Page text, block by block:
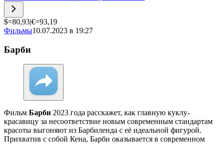
$=80,93|€=93,19
Фильмы10.07.2023 в 19:27
Барби
Фильм Барби 2023 года расскажет, как главную куклу-
красавицу за несоответствие новым современным стандартам
красоты выгоняют из Барбиленда с её идеальной фигурой.
Прихватив с собой Кена, Барби оказывается в современном